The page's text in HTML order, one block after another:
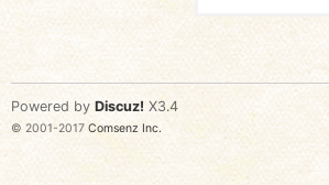
Powered by Discuz! X3.4
© 2001-2017 Comsenz Inc.